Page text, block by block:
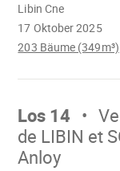
17 Oktober 2025
Libin Cne
203 Bäume (349m³)
Mach
Los 14
de LIBIN et
Anloy